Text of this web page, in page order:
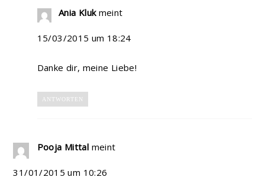
Ania Kluk meint
15/03/2015 um 18:24
Danke dir, meine Liebe!
ANTWORTEN
Pooja Mittal meint
31/01/2015 um 10:26